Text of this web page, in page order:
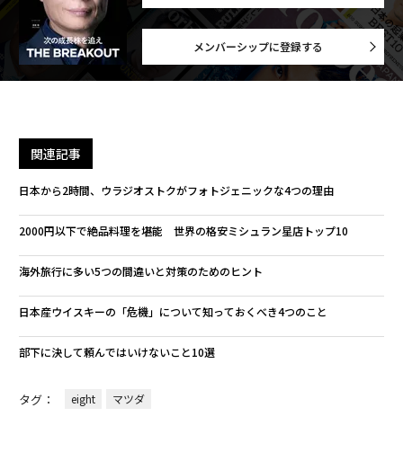
メンバーシップに登録する
関連記事
日本から2時間、ウラジオストクがフォトジェニックな4つの理由
2000円以下で絶品料理を堪能 世界の格安ミシュラン星店トップ10
海外旅行に多い5つの間違いと対策のためのヒント
日本産ウイスキーの「危機」について知っておくべき4つのこと
部下に決して頼んではいけないこと10選
タグ： eight マツダ